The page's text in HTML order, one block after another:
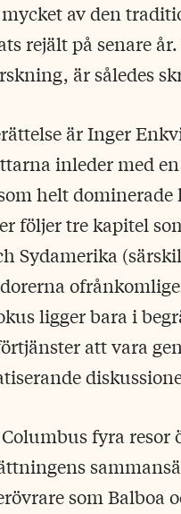
av den
rejält på senare
är således
är Inger
inleder med
helt dominerade
följer tre kapitel
Sydamerika
ligger bara i
att vara
fyra resor
som Balboa